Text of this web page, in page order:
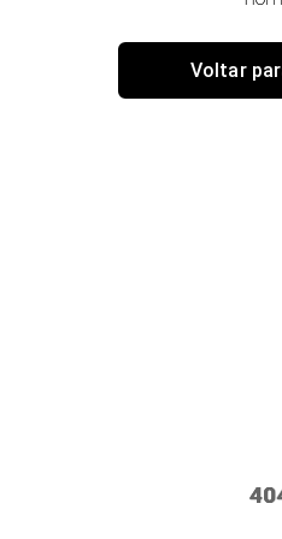
Voltar